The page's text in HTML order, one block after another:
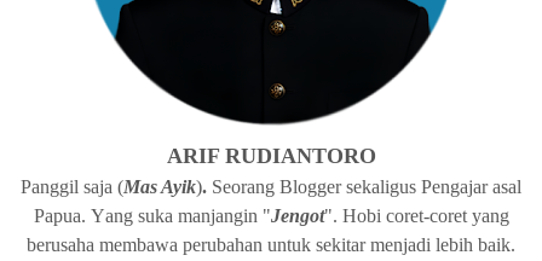
ARIF RUDIANTORO
Panggil saja (Mas Ayik). Seorang Bloggersekaligus Pengajarasal
Papua. Yang suka manjangin "Jengot". Hobi coret-coret yang
berusaha membawa perubahan untuk sekitar menjadi lebih baik.